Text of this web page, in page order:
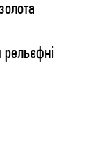
рельєфні